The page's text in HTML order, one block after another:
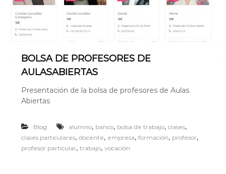
R
T
A
S
BOLSA DE PROFESORES DE
AULASABIERTAS
Presentación de la bolsa de profesores de Aulas
Abiertas
Blog alumno, banco, bolsa de trabajo, clases,
clases particulares, docente, empresa, formación, profesor,
profesor particular, trabajo, vocación